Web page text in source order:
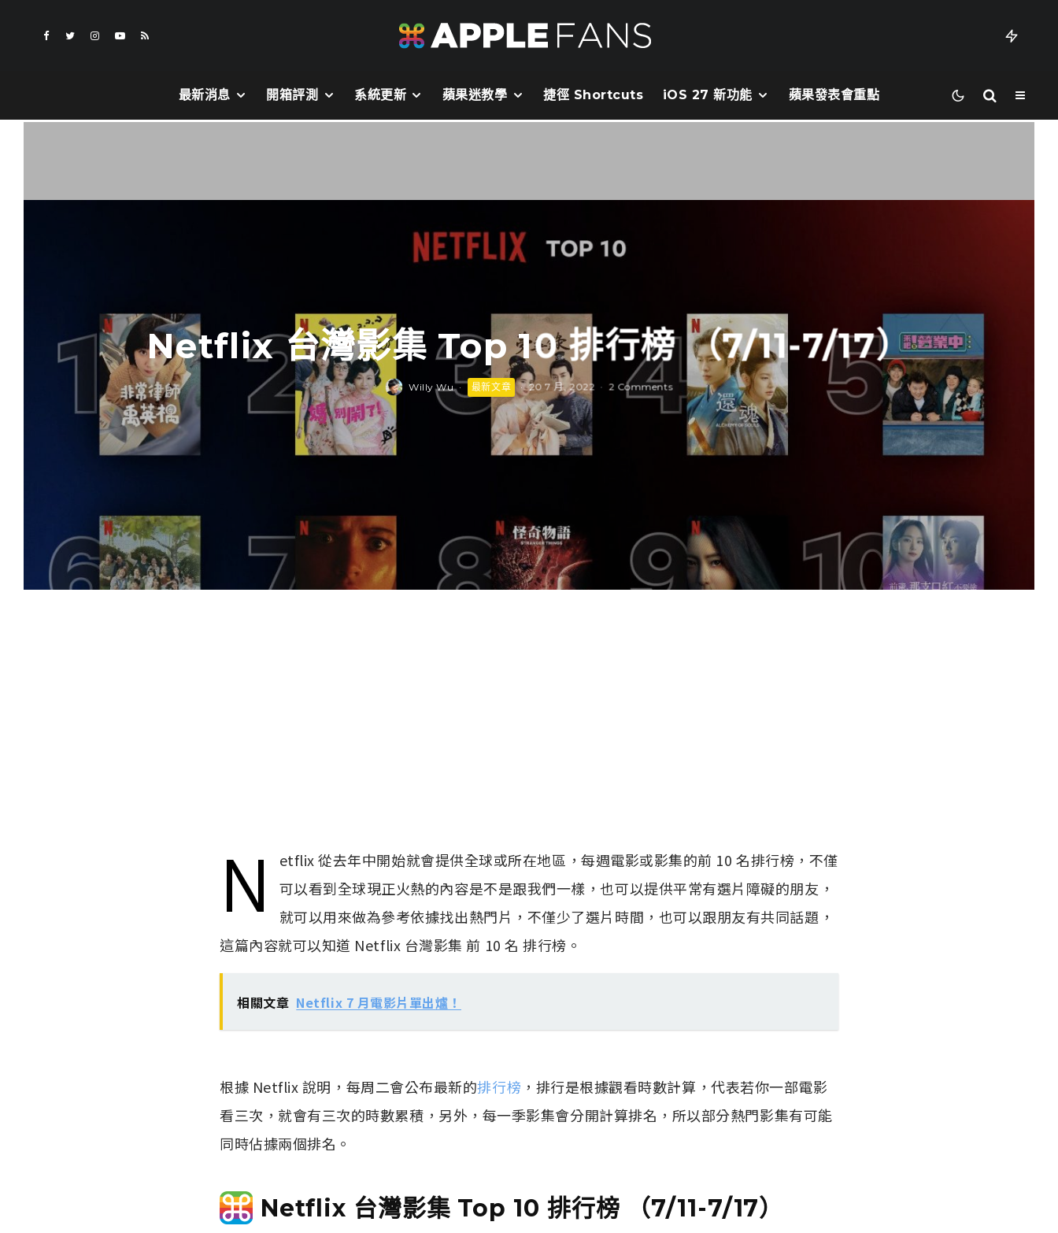
最新消息 開箱評測 系統更新 蘋果迷教學 捷徑 Shortcuts iOS 27 新功能 蘋果發表會重點
Netflix 台灣影集 Top 10 排行榜 （7/11-7/17）
Willy Wu · 最新文章 · 20 7 月, 2022 · 2 Comments
N
etflix 從去年中開始就會提供全球或所在地區，每週電影或影集的前 10 名排行榜，不僅
可以看到全球現正火熱的內容是不是跟我們一樣，也可以提供平常有選片障礙的朋友，
就可以用來做為參考依據找出熱門片，不僅少了選片時間，也可以跟朋友有共同話題，
這篇內容就可以知道 Netflix 台灣影集 前 10 名 排行榜。
相關文章 Netflix 7 月電影片單出爐！
根據 Netflix 說明，每周二會公布最新的排行榜 ，排行是根據觀看時數計算，代表若你一部電影
看三次，就會有三次的時數累積，另外，每一季影集會分開計算排名，所以部分熱門影集有可能
同時佔據兩個排名。
Netflix 台灣影集 Top 10 排行榜 （7/11-7/17）